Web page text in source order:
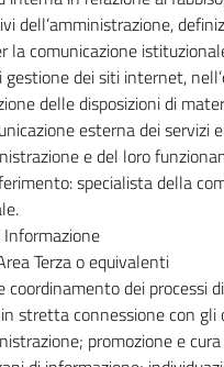
dell’amministrazione,
la comunicazione
gestione dei siti internet,
delle disposizioni di
esterna dei servizi
e del loro
specialista della
Terza o equivalenti
coordinamento dei processi
stretta connessione con
promozione e